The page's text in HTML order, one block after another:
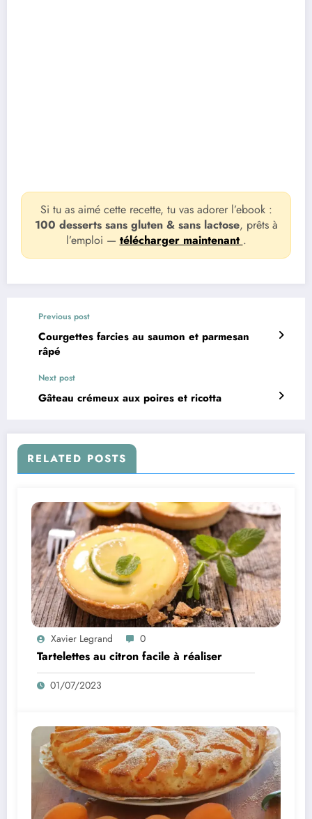
Si tu as aimé cette recette, tu vas adorer l’ebook :
100 desserts sans gluten & sans lactose, prêts à
l’emploi — télécharger maintenant .
Previous post
Courgettes farcies au saumon et parmesan
râpé
Next post
Gâteau crémeux aux poires et ricotta
RELATED POSTS
Xavier Legrand 0
Tartelettes au citron facile à réaliser
01/07/2023